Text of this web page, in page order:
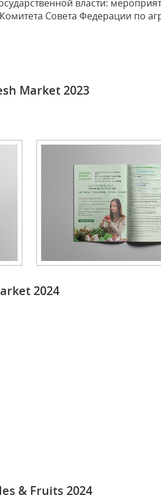
власти:
Совета Федерации по
Market 2023
2024
& Fruits 2024